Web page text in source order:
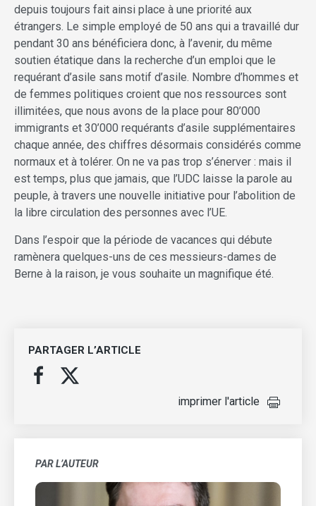
depuis toujours fait ainsi place à une priorité aux
étrangers. Le simple employé de 50 ans qui a travaillé dur
pendant 30 ans bénéficiera donc, à l’avenir, du même
soutien étatique dans la recherche d’un emploi que le
requérant d’asile sans motif d’asile. Nombre d’hommes et
de femmes politiques croient que nos ressources sont
illimitées, que nous avons de la place pour 80’000
immigrants et 30’000 requérants d’asile supplémentaires
chaque année, des chiffres désormais considérés comme
normaux et à tolérer. On ne va pas trop s’énerver : mais il
est temps, plus que jamais, que l’UDC laisse la parole au
peuple, à travers une nouvelle initiative pour l’abolition de
la libre circulation des personnes avec l’UE.
Dans l’espoir que la période de vacances qui débute
ramènera quelques-uns de ces messieurs-dames de
Berne à la raison, je vous souhaite un magnifique été.
PARTAGER L’ARTICLE
imprimer l'article
PAR L’AUTEUR